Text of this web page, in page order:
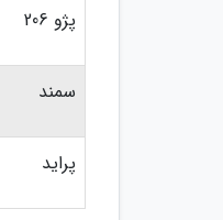
پژو 206
سمند
پراید